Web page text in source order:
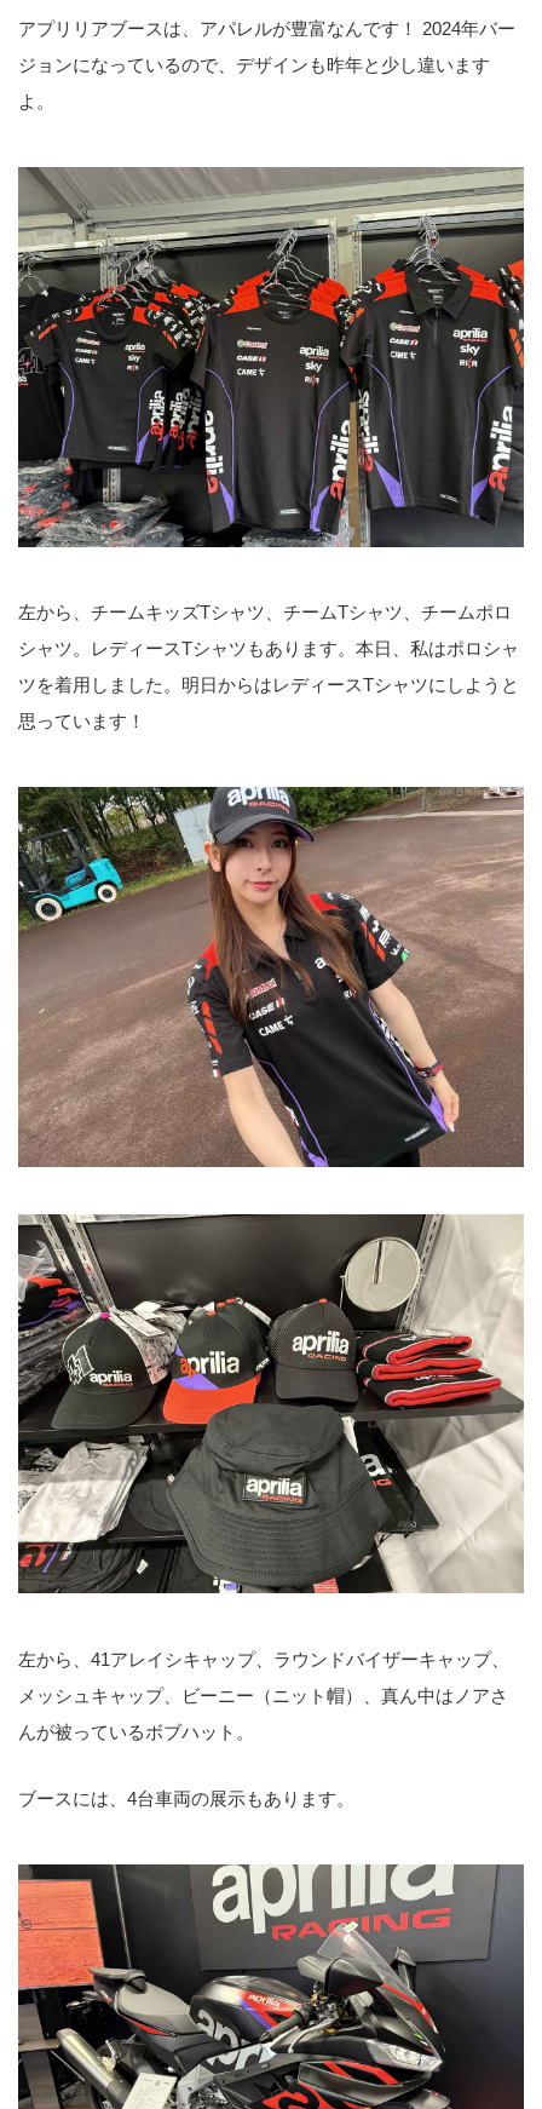
アプリリアブースは、アパレルが豊富なんです！ 2024年バー
ジョンになっているので、デザインも昨年と少し違います
よ。
左から、チームキッズTシャツ、チームTシャツ、チームポロ
シャツ。レディースTシャツもあります。本日、私はポロシャ
ツを着用しました。明日からはレディースTシャツにしようと
思っています！
左から、41アレイシキャップ、ラウンドバイザーキャップ、
メッシュキャップ、ビーニー（ニット帽）、真ん中はノアさ
んが被っているボブハット。
ブースには、4台車両の展示もあります。